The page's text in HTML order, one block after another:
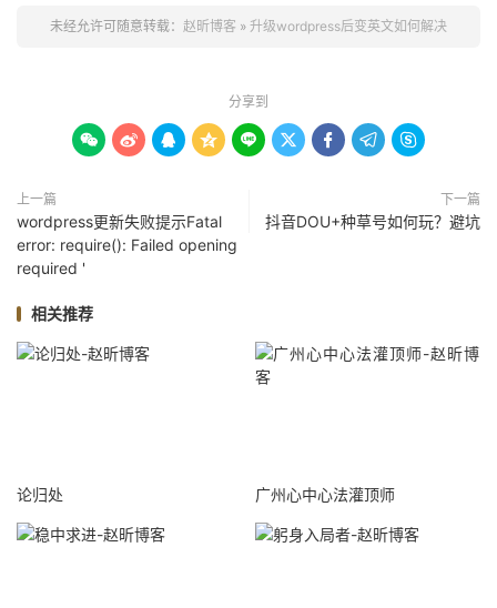
未经允许可随意转载： 赵昕博客 » 升级wordpress后变英文如何解决
分享到
        
上一篇
wordpress更新失败提示Fatal
error: require(): Failed opening
required '
下一篇
抖音DOU+种草号如何玩？避坑
相关推荐
论归处 广州心中心法灌顶师